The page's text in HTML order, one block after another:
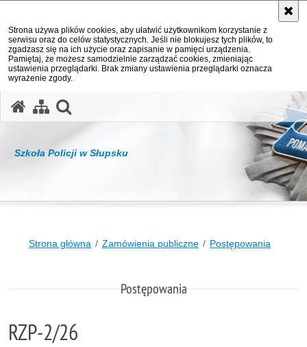
Strona używa plików cookies, aby ułatwić użytkownikom korzystanie z
serwisu oraz do celów statystycznych. Jeśli nie blokujesz tych plików, to
zgadzasz się na ich użycie oraz zapisanie w pamięci urządzenia.
Pamiętaj, że możesz samodzielnie zarządzać cookies, zmieniając
ustawienia przeglądarki. Brak zmiany ustawienia przeglądarki oznacza
wyrażenie zgody.
Szkoła Policji w Słupsku
Strona główna Zamówienia publiczne Postępowania
Postępowania
RZP-2/26